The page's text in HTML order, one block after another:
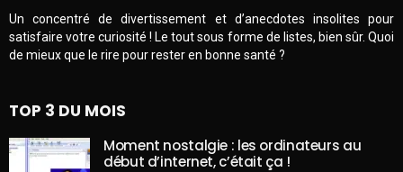
Un concentré de divertissement et d’anecdotes insolites pour
satisfaire votre curiosité ! Le tout sous forme de listes, bien sûr. Quoi
de mieux que le rire pour rester en bonne santé ?
TOP 3 DU MOIS
Moment nostalgie : les ordinateurs au
début d’internet, c’était ça !